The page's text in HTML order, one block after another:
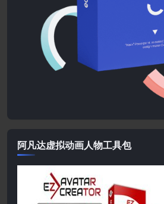
阿凡达虚拟动画人物工具包